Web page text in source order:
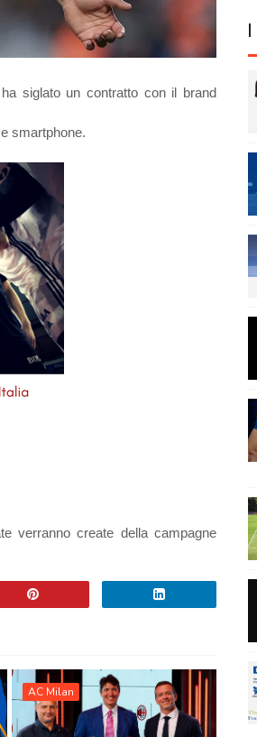
siglato un contratto con il brand
smartphone.
verranno create della campagne
AC Milan
I